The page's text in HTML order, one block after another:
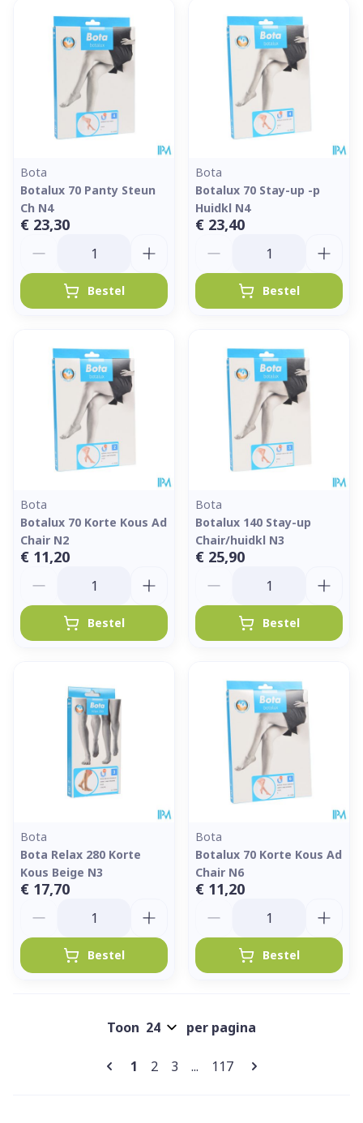
Bota
Botalux 70 Panty Steun
Ch N4
€ 23,30
Bestel
Bota
Botalux 70 Stay-up -p
Huidkl N4
€ 23,40
Bestel
Bota
Botalux 70 Korte Kous Ad
Chair N2
€ 11,20
Bestel
Bota
Botalux 140 Stay-up
Chair/huidkl N3
€ 25,90
Bestel
Bota
Bota Relax 280 Korte
Kous Beige N3
€ 17,70
Bestel
Bota
Botalux 70 Korte Kous Ad
Chair N6
€ 11,20
Bestel
Pagina's
U lees momenteel pagina
1 Pagina
2 Pagina
3 ... Pagina
117
Toon per pagina